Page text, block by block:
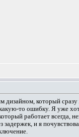
дизайном, который
то ошибку. Я уже
работает всегда,
задержек, и я